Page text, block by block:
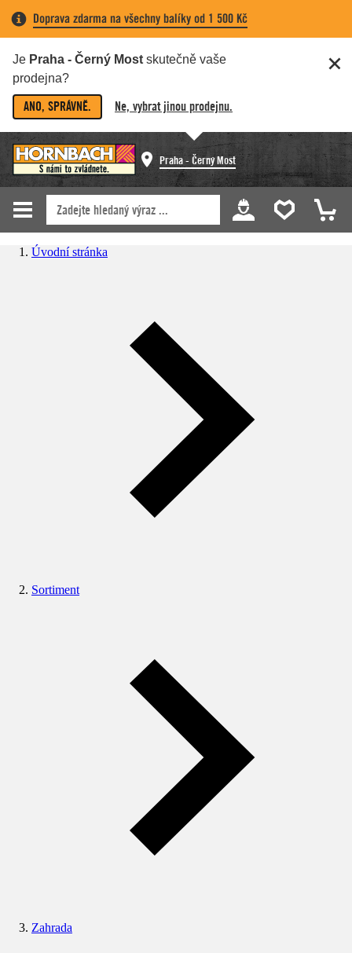
Doprava zdarma na všechny balíky od 1 500 Kč
Je Praha - Černý Most skutečně vaše
prodejna?
ANO, SPRÁVNĚ. Ne, vybrat jinou prodejnu.
Praha - Černý Most
Úvodní stránka
Sortiment
Zahrada